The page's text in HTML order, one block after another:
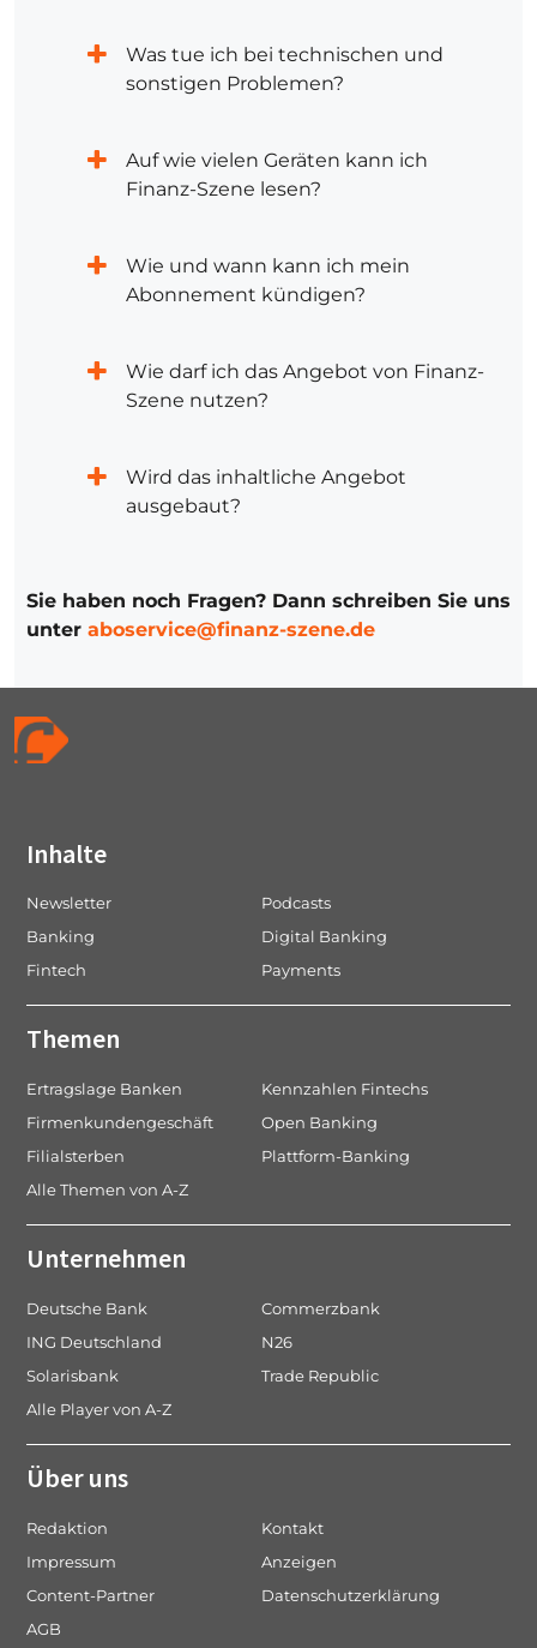
Was tue ich bei technischen und
sonstigen Problemen?
Auf wie vielen Geräten kann ich
Finanz-Szene lesen?
Wie und wann kann ich mein
Abonnement kündigen?
Wie darf ich das Angebot von Finanz-
Szene nutzen?
Wird das inhaltliche Angebot
ausgebaut?
Sie haben noch Fragen? Dann schreiben Sie uns
unter aboservice@finanz-szene.de
Inhalte
Newsletter
Podcasts
Banking
Digital Banking
Fintech
Payments
Themen
Ertragslage Banken
Kennzahlen Fintechs
Firmenkundengeschäft
Open Banking
Filialsterben
Plattform-Banking
Alle Themen von A-Z
Unternehmen
Deutsche Bank
Commerzbank
ING Deutschland
N26
Solarisbank
Trade Republic
Alle Player von A-Z
Über uns
Redaktion
Kontakt
Impressum
Anzeigen
Content-Partner
Datenschutzerklärung
AGB